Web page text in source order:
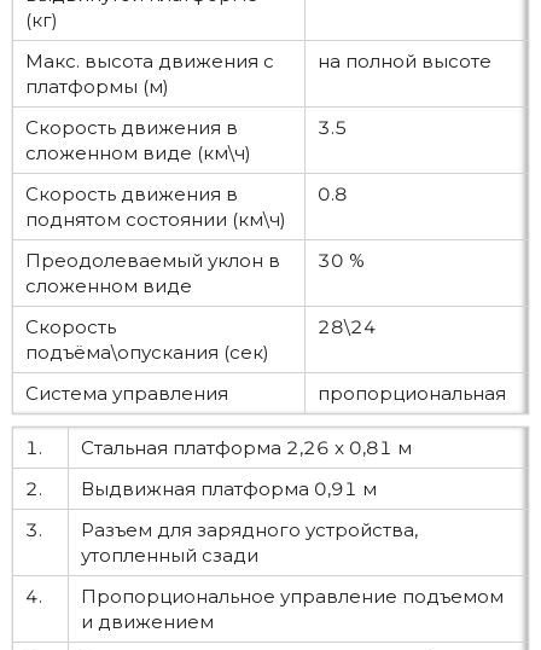
(кг)
Макс. высота движения с
платформы (м)
на полной высоте
Скорость движения в
сложенном виде (км\ч)
3.5
Скорость движения в
поднятом состоянии (км\ч)
0.8
Преодолеваемый уклон в
сложенном виде
30 %
Скорость
подъёма\опускания (сек)
28\24
Система управления пропорциональная
1.
Стальная платформа 2,26 x 0,81 м
2.
Выдвижная платформа 0,91 м
3.
Разъем для зарядного устройства,
утопленный сзади
4.
Пропорциональное управление подъемом
и движением